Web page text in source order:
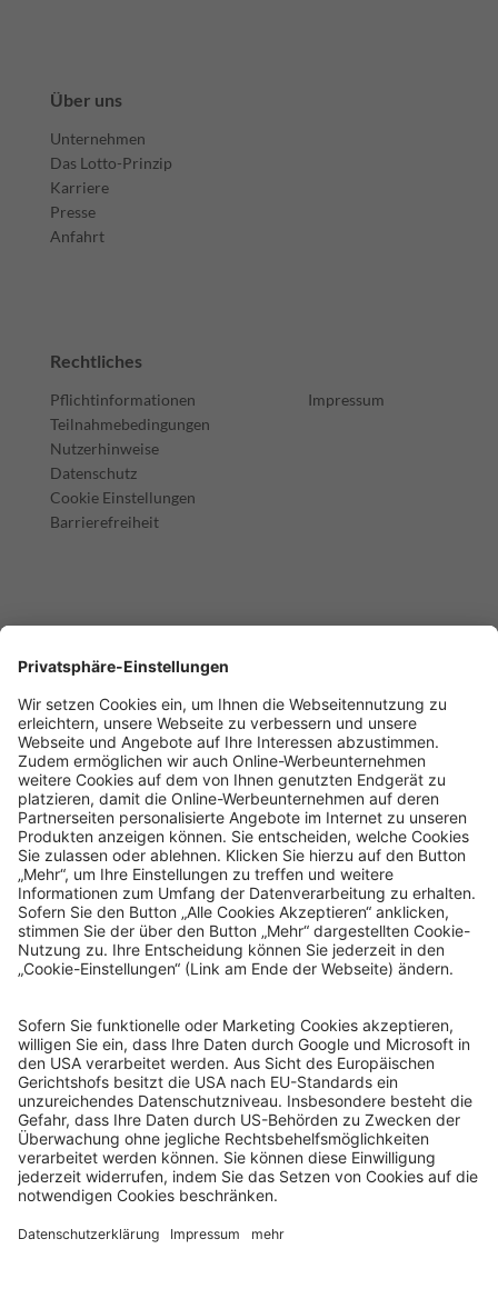
Über uns
Unternehmen
Das Lotto-Prinzip
Karriere
Presse
Anfahrt
Rechtliches
Pflichtinformationen
Teilnahmebedingungen
Nutzerhinweise
Datenschutz
Cookie Einstellungen
Barrierefreiheit
Impressum
© Sachsenlotto 2026
sachsenlotto.de–
das Glück ist so nah.
Alle Angaben ohne Gewähr.
Spielen mit Verantwortung